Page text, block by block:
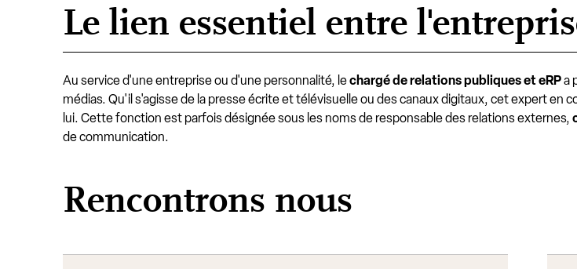
Le lien essentiel entre
Au service d'une entreprise ou d'une personnalité, lechargé de relations publiques et eRPa
médias. Qu'il s'agisse de la presse écrite et télévisuelle ou des canaux digitaux, cet expert en
lui. Cette fonction est parfois désignée sous les noms de responsable des relations externes,
de communication.
Rencontrons nous